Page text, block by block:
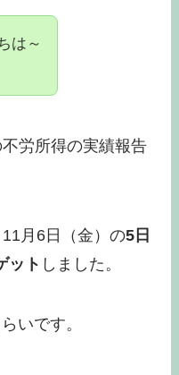
は～
労所得の実績報告
月6日（金）の5日
ット しました。
いです。